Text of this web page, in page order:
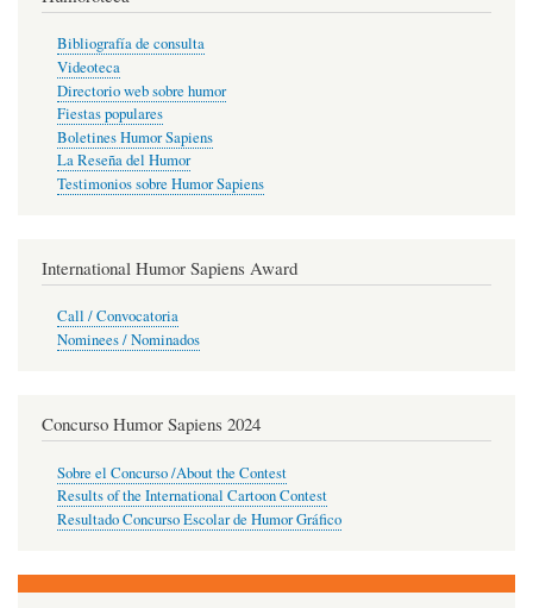
Bibliografía de consulta
Videoteca
Directorio web sobre humor
Fiestas populares
Boletines Humor Sapiens
La Reseña del Humor
Testimonios sobre Humor Sapiens
International Humor Sapiens Award
Call / Convocatoria
Nominees / Nominados
Concurso Humor Sapiens 2024
Sobre el Concurso /About the Contest
Results of the International Cartoon Contest
Resultado Concurso Escolar de Humor Gráfico